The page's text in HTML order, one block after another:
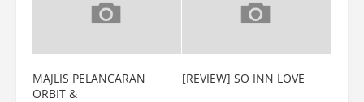
MAJLIS PELANCARAN
ORBIT &
[REVIEW] SO INN LOVE